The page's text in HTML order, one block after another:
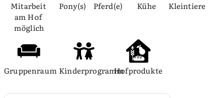
Mitarbeit
am Hof
möglich
Pony(s) Pferd(e) Kühe Kleintiere
Gruppenraum KinderprogrammHofprodukte